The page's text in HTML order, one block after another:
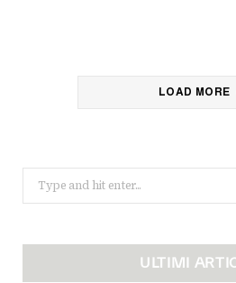
LOAD MORE
Search
for:
ULTIMI